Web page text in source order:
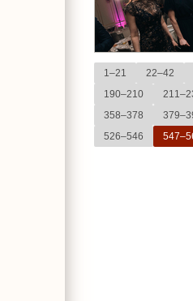
1–21
22–42
190–210
358–378
526–546